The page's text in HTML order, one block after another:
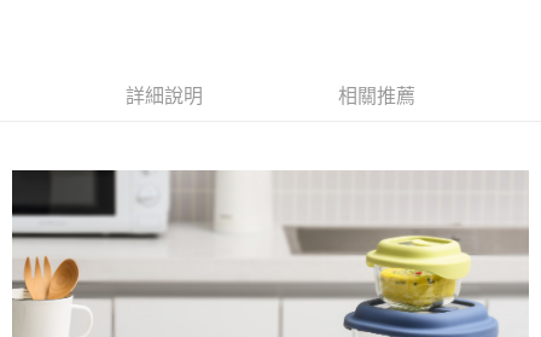
詳細說明 相關推薦